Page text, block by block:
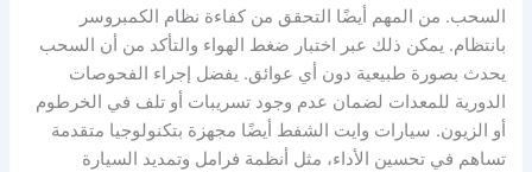
السحب. من المهم أيضًا التحقق من كفاءة نظام الكمبروسر
بانتظام. يمكن ذلك عبر اختبار ضغط الهواء والتأكد من أن السحب
يحدث بصورة طبيعية دون أي عوائق. يفضل إجراء الفحوصات
الدورية للمعدات لضمان عدم وجود تسريبات أو تلف في الخرطوم
أو الزيون. سيارات وايت الشفط أيضًا مجهزة بتكنولوجيا متقدمة
تساهم في تحسين الأداء، مثل أنظمة فرامل وتمديد السيارة